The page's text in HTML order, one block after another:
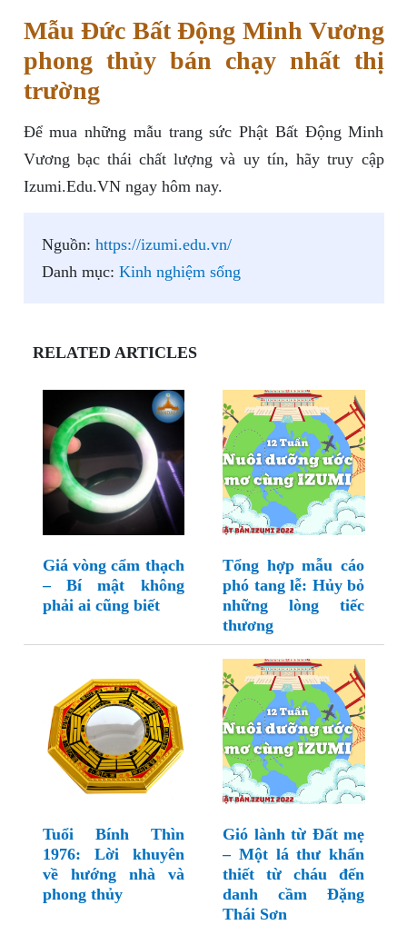
Mẫu Đức Bất Động Minh Vương
phong thủy bán chạy nhất thị
trường
Để mua những mẫu trang sức Phật Bất Động Minh
Vương bạc thái chất lượng và uy tín, hãy truy cập
Izumi.Edu.VN ngay hôm nay.
Nguồn: https://izumi.edu.vn/
Danh mục: Kinh nghiệm sống
RELATED ARTICLES
Giá vòng cẩm thạch
– Bí mật không
phải ai cũng biết
Tổng hợp mẫu cáo
phó tang lễ: Hủy bỏ
những lòng tiếc
thương
Tuổi Bính Thìn
1976: Lời khuyên
về hướng nhà và
phong thủy
Gió lành từ Đất mẹ
– Một lá thư khẩn
thiết từ cháu đến
danh cầm Đặng
Thái Sơn